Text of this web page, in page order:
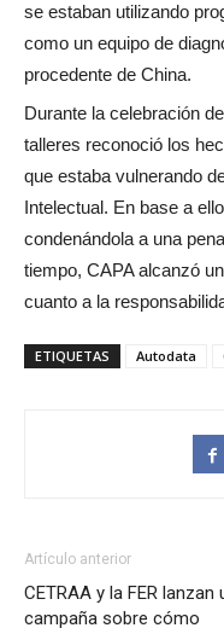
se estaban utilizando
como un equipo de
procedente de China.
Durante la celebración
talleres reconoció los
que estaba vulnerando
Intelectual. En base a
condenándola a una
tiempo, CAPA alcanzó
cuanto a la
ETIQUETAS Autodata
Artículo anterior
CETRAA y la FER lanzan
campaña sobre cómo